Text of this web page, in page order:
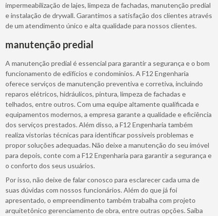
impermeabilização de lajes, limpeza de fachadas, manutenção predial
e instalação de drywall. Garantimos a satisfação dos clientes através
de um atendimento único e alta qualidade para nossos clientes.
manutenção predial
A manutenção predial é essencial para garantir a segurança e o bom
funcionamento de edifícios e condomínios. A F12 Engenharia
oferece serviços de manutenção preventiva e corretiva, incluindo
reparos elétricos, hidráulicos, pintura, limpeza de fachadas e
telhados, entre outros. Com uma equipe altamente qualificada e
equipamentos modernos, a empresa garante a qualidade e eficiência
dos serviços prestados. Além disso, a F12 Engenharia também
realiza vistorias técnicas para identificar possíveis problemas e
propor soluções adequadas. Não deixe a manutenção do seu imóvel
para depois, conte com a F12 Engenharia para garantir a segurança e
o conforto dos seus usuários.
Por isso, não deixe de falar conosco para esclarecer cada uma de
suas dúvidas com nossos funcionários. Além do que já foi
apresentado, o empreendimento também trabalha com projeto
arquitetônico gerenciamento de obra, entre outras opções. Saiba